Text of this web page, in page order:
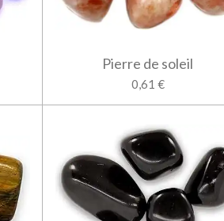
Pierre de soleil
0,61 €